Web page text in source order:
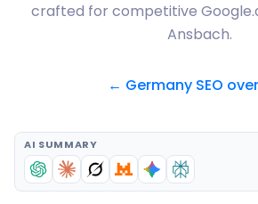
crafted for competitive
Ansbach.
← Germany SEO
AI SUMMARY